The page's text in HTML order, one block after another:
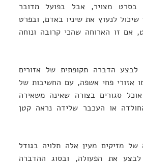
בסרט מצויר, אבל בפועל מדובר
לנעוץ את שיניו באדם, ובפרט
אם זו הארוחה שהכי קרובה ונוחה
לבצע הדברה תקופתית של אזורים
אזורי פחי אשפה, עם החשיבות של
סגורים בצורה שאינה משאירה
או העכבר שלידה נראה קטן
מזיקים מעין אלה תלויה בגודל
את הפעולה, ובסוג ההדברה